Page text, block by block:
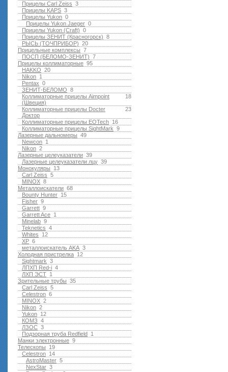
3
Прицелы Carl Zeiss
3
Прицелы KAPS
0
Прицелы Yukon
0
Прицелы Yukon Jaeger
0
Прицелы Yukon (Craft)
8
Прицелы ЗЕНИТ (Красногорск)
20
РЫСЬ (ТОЧПРИБОР)
7
Прицельные комплексы
7
ПОСП (БЕЛОМО-ЗЕНИТ)
95
Прицелы коллиматорные
20
HAKKO
1
Nikon
0
Pentax
8
ЗЕНИТ-БЕЛОМО
18
Коллиматорные прицелы Aimpoint
(Швеция)
23
Коллиматорные прицелы Docter
Доктор
16
Коллиматорные прицелы EOTech
9
Коллиматорные прицелы SightMark
49
Лазерные дальномеры
1
Newcon
2
Nikon
39
Лазерные целеуказатели
39
Лазерные целеуказатели лцу
13
Монокуляры
5
Carl Zeiss
8
MINOX
68
Металлоискатели
15
Bounty Hunter
9
Fisher
9
Garrett
1
Garrett Ace
9
Minelab
4
Teknetics
12
Whites
6
XP
3
металлоискатель AKA
12
Холодная пристрелка
3
Sightmark
4
ЛПХП Red-i
1
ЛХП ЭСТ
35
Зрительные трубы
5
Carl Zeiss
6
Celestron
2
MINOX
2
Nikon
12
Yukon
4
КОМЗ
3
ЛЗОС
1
Подзорная труба Redfield
9
Манки электронные
19
Телескопы
14
Celestron
5
AstroMaster
3
NexStar